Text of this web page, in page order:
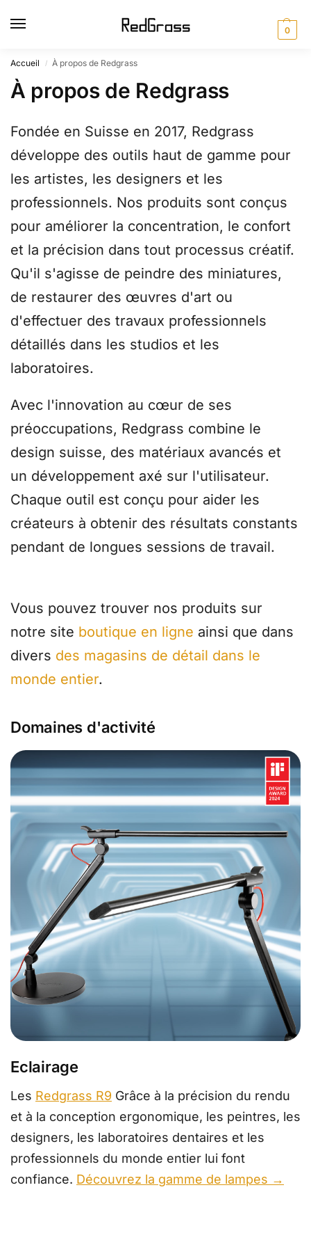
0
Accueil / À propos de Redgrass
À propos de Redgrass
Fondée en Suisse en 2017, Redgrass
développe des outils haut de gamme pour
les artistes, les designers et les
professionnels. Nos produits sont conçus
pour améliorer la concentration, le confort
et la précision dans tout processus créatif.
Qu'il s'agisse de peindre des miniatures,
de restaurer des œuvres d'art ou
d'effectuer des travaux professionnels
détaillés dans les studios et les
laboratoires.
Avec l'innovation au cœur de ses
préoccupations, Redgrass combine le
design suisse, des matériaux avancés et
un développement axé sur l'utilisateur.
Chaque outil est conçu pour aider les
créateurs à obtenir des résultats constants
pendant de longues sessions de travail.
Vous pouvez trouver nos produits sur
notre site boutique en ligne ainsi que dans
divers des magasins de détail dans le
monde entier.
Domaines d'activité
Eclairage
Les Redgrass R9 Grâce à la précision du rendu
et à la conception ergonomique, les peintres, les
designers, les laboratoires dentaires et les
professionnels du monde entier lui font
confiance. Découvrez la gamme de lampes →